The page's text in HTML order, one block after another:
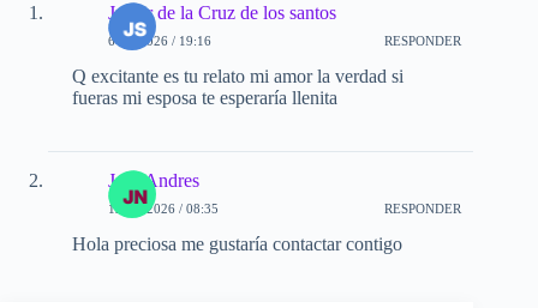
Javier de la Cruz de los santos
6-07-2026 / 19:16 RESPONDER
Q excitante es tu relato mi amor la verdad si
fueras mi esposa te esperaría llenita
José Andres
12-07-2026 / 08:35 RESPONDER
Hola preciosa me gustaría contactar contigo